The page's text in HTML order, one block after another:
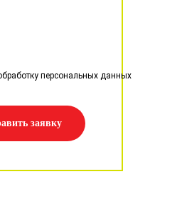
персональных данных
заявку